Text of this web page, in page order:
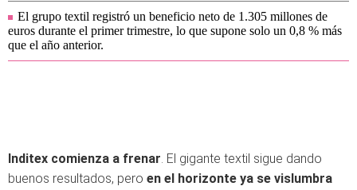
El grupo textil registró un beneficio neto de 1.305 millones de
euros durante el primer trimestre, lo que supone solo un 0,8 % más
que el año anterior.
Inditex comienza a frenar. El gigante textil sigue dando
buenos resultados, pero en el horizonte ya se vislumbra